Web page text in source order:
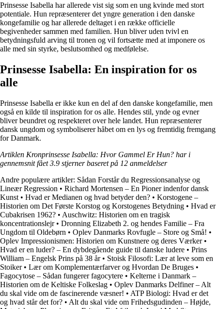
Prinsesse Isabella har allerede vist sig som en ung kvinde med stort
potentiale. Hun repræsenterer det yngre generation i den danske
kongefamilie og har allerede deltaget i en række officielle
begivenheder sammen med familien. Hun bliver uden tvivl en
betydningsfuld arving til tronen og vil fortsætte med at imponere os
alle med sin styrke, beslutsomhed og medfølelse.
Prinsesse Isabella: En inspiration for os
alle
Prinsesse Isabella er ikke kun en del af den danske kongefamilie, men
også en kilde til inspiration for os alle. Hendes stil, ynde og evner
bliver beundret og respekteret over hele landet. Hun repræsenterer
dansk ungdom og symboliserer håbet om en lys og fremtidig fremgang
for Danmark.
Artiklen Kronprinsesse Isabella: Hvor Gammel Er Hun? har i
gennemsnit fået3.9 stjerner baseret på 12 anmeldelser
Andre populære artikler: Sådan Forstår du Regressionsanalyse og
Lineær Regression • Richard Mortensen – En Pioner indenfor dansk
Kunst • Hvad er Medianen og hvad betyder den? • Korstogene –
Historien om Det Første Korstog og Korstogenes Betydning • Hvad er
Cubakrisen 1962? • Auschwitz: Historien om en tragisk
koncentrationslejr• Dronning Elizabeth 2. og hendes Familie – Fra
Ungdom til Oldebørn • Oplev Danmarks Rovfugle – Store og Små! •
Oplev Impressionismen: Historien om Kunstnere og deres Værker•
Hvad er en luder? – En dybdegående guide til danske ludere • Prins
William – Engelsk Prins på 38 år• Stoisk Filosofi: Lær at leve som en
Stoiker• Lær om Komplementærfarver og Hvordan De Bruges •
Fagocytose – Sådan fungerer fagocytere • Kelterne i Danmark –
Historien om de Keltiske Folkeslag • Oplev Danmarks Delfiner – Alt
du skal vide om de fascinerende væsner! • ATP Biologi: Hvad er det
og hvad står det for? • Alt du skal vide om Frihedsgudinden – Højde,